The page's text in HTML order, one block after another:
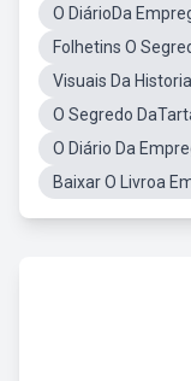
O DiárioDa
Folhetins O
Visuais Da
O Segredo
O Diário Da
Baixar O Livroa